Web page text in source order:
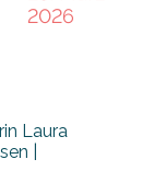
2026